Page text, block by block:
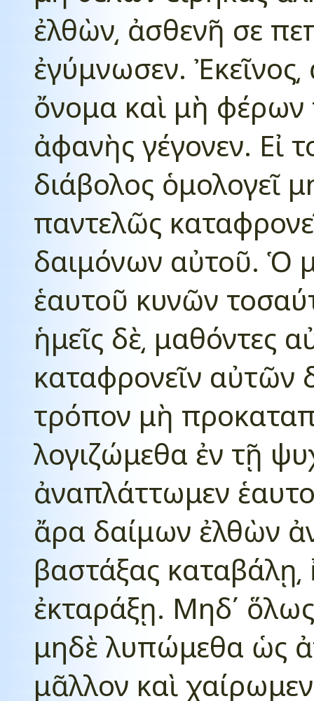
ἐλθὼν͵ ἀσθενῆ σε
ἐγύμνωσεν.
ὄνομα καὶ μὴ φέρων
ἀφανὴς γέγονεν. Εἰ
διάβολος ὁμολογεῖ
παντελῶς
δαιμόνων αὐτοῦ. Ὁ
ἑαυτοῦ κυνῶν
ἡμεῖς δὲ͵ μαθόντες
καταφρονεῖν αὐτῶν
τρόπον μὴ
λογιζώμεθα ἐν τῇ
ἀναπλάττωμεν
ἄρα δαίμων ἐλθὼν
βαστάξας καταβάλῃ͵
ἐκταράξῃ. Μηδ΄
μηδὲ λυπώμεθα ὡς
μᾶλλον καὶ